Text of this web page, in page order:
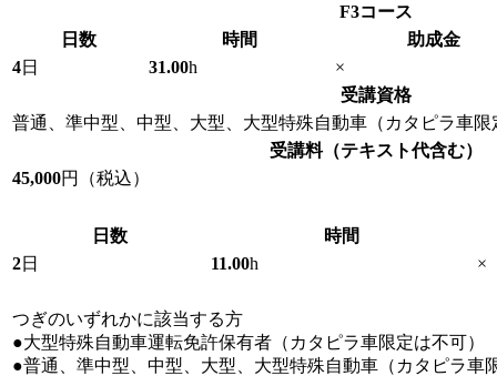
F3コース
日数
時間
助成金
4日 31.00h
×
受講資格
普通、準中型、中型、大型、大型特殊自動車（カタピラ車
受講料（テキスト代含む）
45,000円（税込）
日数
時間
2日 11.00h ×
つぎのいずれかに該当する方
●大型特殊自動車運転免許保有者（カタピラ車限定は不可）
●普通、準中型、中型、大型、大型特殊自動車（カタピラ